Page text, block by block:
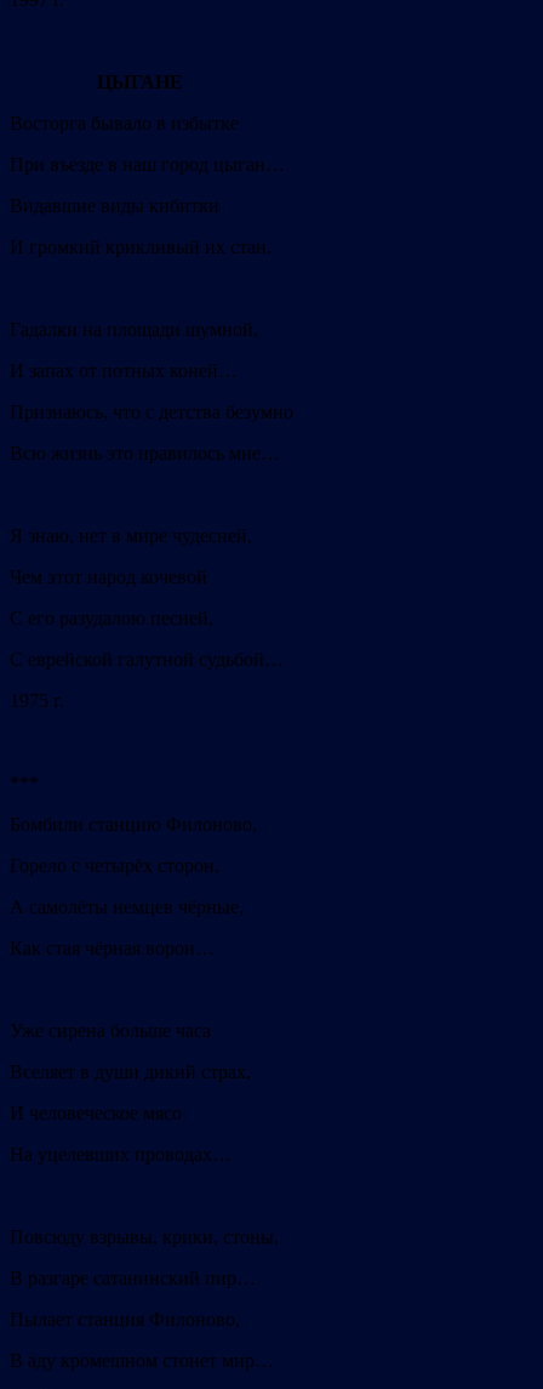
ЦЫГАНЕ
Восторга бывало в избытке
При въезде в наш город цыган…
Видавшие виды кибитки
И громкий крикливый их стан.
Гадалки на площади шумной,
И запах от потных коней…
Признаюсь, что с детства безумно
Всю жизнь это нравилось мне…
Я знаю, нет в мире чудесней,
Чем этот народ кочевой
С его разудалою песней,
С еврейской галутной судьбой…
1975 г.
***
Бомбили станцию Филоново,
Горело с четырёх сторон,
А самолёты немцев чёрные,
Как стая чёрная ворон…
Уже сирена больше часа
Вселяет в души дикий страх,
И человеческое мясо
На уцелевших проводах…
Повсюду взрывы, крики, стоны,
В разгаре сатанинский пир…
Пылает станция Филоново,
В аду кромешном стонет мир…